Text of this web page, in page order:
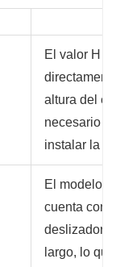
El valor H
altura del
necesario
instalar la
El modelo H
cuenta con
deslizador
largo, lo